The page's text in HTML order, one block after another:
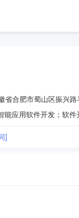
省合肥市蜀山区振兴
]